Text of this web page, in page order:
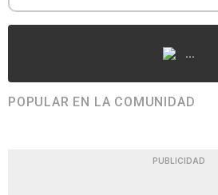
...
POPULAR EN LA COMUNIDAD
PUBLICIDAD